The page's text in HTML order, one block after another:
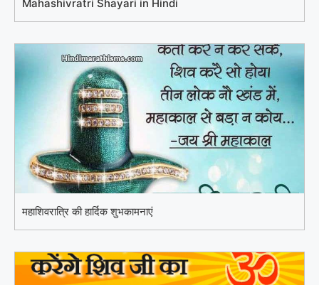
Mahashivratri Shayari in Hindi
महाशिवरात्रि की हार्दिक शुभकामनाएं